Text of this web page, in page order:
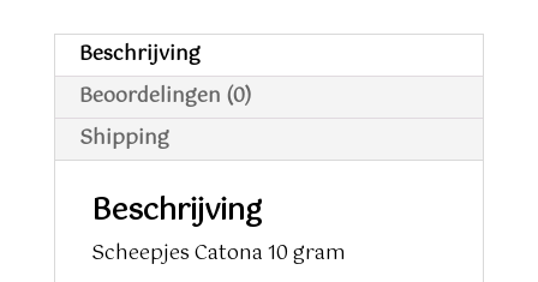
Beschrijving
Beoordelingen (0)
Shipping
Beschrijving
Scheepjes Catona 10 gram